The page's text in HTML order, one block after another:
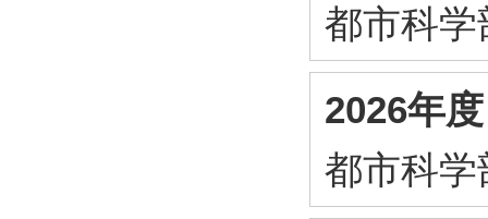
都市科学
2026年
都市科学